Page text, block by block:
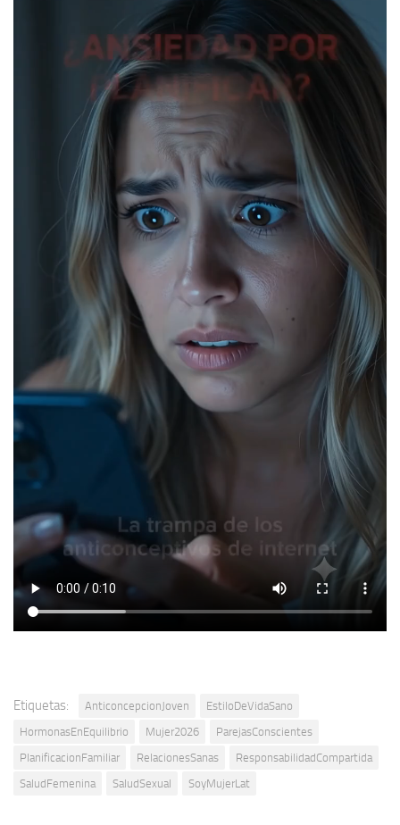
Etiquetas: AnticoncepcionJoven
EstiloDeVidaSano
HormonasEnEquilibrio
Mujer2026
ParejasConscientes
PlanificacionFamiliar
RelacionesSanas
ResponsabilidadCompartida
SaludFemenina
SaludSexual SoyMujerLat